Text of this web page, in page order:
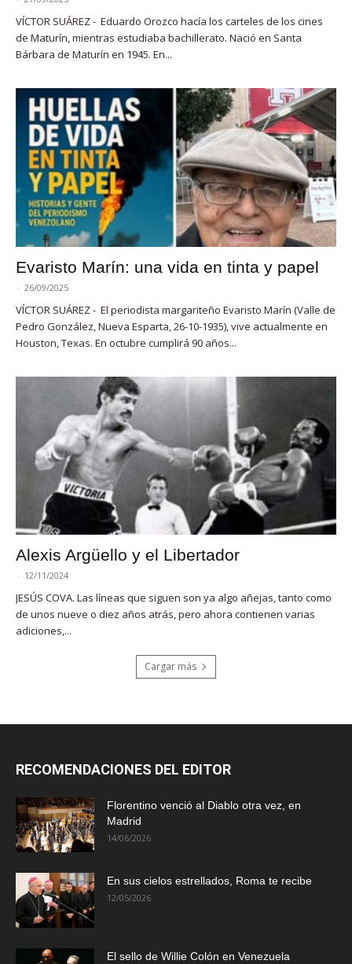
VÍCTOR SUÁREZ - Eduardo Orozco hacía los carteles de los cines
de Maturín, mientras estudiaba bachillerato. Nació en Santa
Bárbara de Maturín en 1945. En...
Evaristo Marín: una vida en tinta y papel
- 26/09/2025
VÍCTOR SUÁREZ - El periodista margariteño Evaristo Marín (Valle de
Pedro González, Nueva Esparta, 26-10-1935), vive actualmente en
Houston, Texas. En octubre cumplirá 90 años...
Alexis Argüello y el Libertador
- 12/11/2024
JESÚS COVA. Las líneas que siguen son ya algo añejas, tanto como
de unos nueve o diez años atrás, pero ahora contienen varias
adiciones,...
Cargar más
RECOMENDACIONES DEL EDITOR
Florentino venció al Diablo otra vez, en
Madrid
14/06/2026
En sus cielos estrellados, Roma te recibe
12/05/2026
El sello de Willie Colón en Venezuela